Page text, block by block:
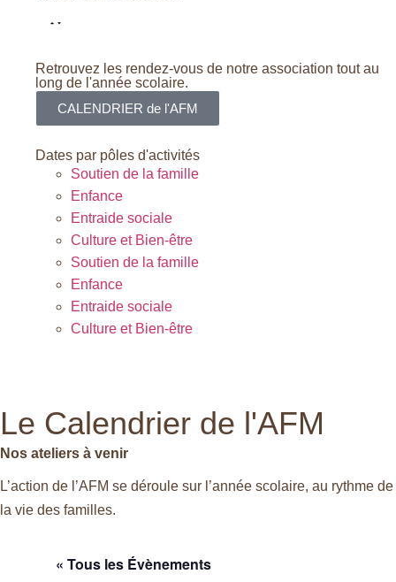
Retrouvez les rendez-vous de notre association tout au
long de l'année scolaire.
CALENDRIER de l'AFM
Dates par pôles d'activités
Soutien de la famille
Enfance
Entraide sociale
Culture et Bien-être
Soutien de la famille
Enfance
Entraide sociale
Culture et Bien-être
Le Calendrier de l'AFM
Nos ateliers à venir
L’action de l’AFM se déroule sur l’année scolaire, au rythme de
la vie des familles.
« Tous les Évènements